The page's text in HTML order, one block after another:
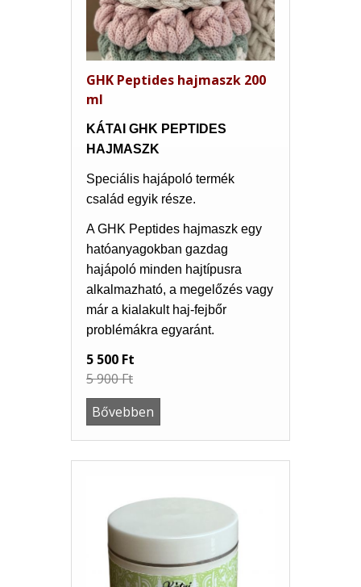
GHK Peptides hajmaszk 200
ml
KÁTAI GHK PEPTIDES
HAJMASZK
Speciális hajápoló termék
család egyik része.
A GHK Peptides hajmaszk egy
hatóanyagokban gazdag
hajápoló minden hajtípusra
alkalmazható, a megelőzés vagy
már a kialakult haj-fejbőr
problémákra egyaránt.
5 500 Ft
5 900 Ft
Bővebben